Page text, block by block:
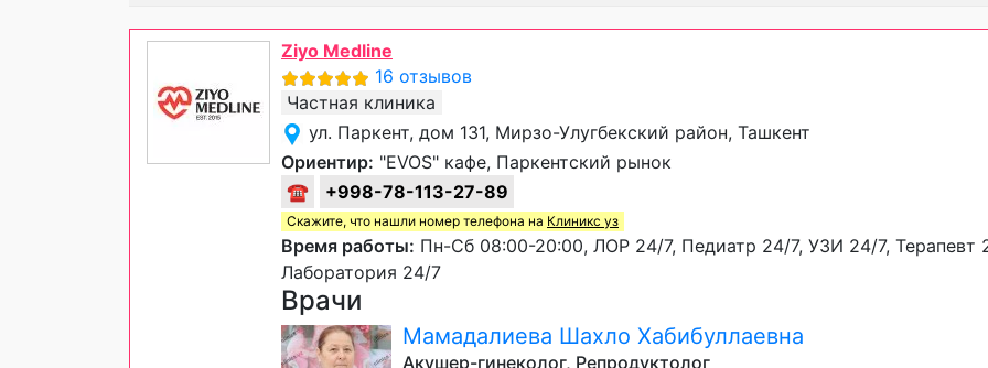
Ziyo Medline
16 отзывов
Частная клиника
ул. Паркент, дом 131, Мирзо-Улугбекский район, Ташкент
Ориентир: "EVOS" кафе, Паркентский рынок
☎
+998-78-113-27-89
Скажите, что нашли номер телефона на Клиникс уз
Время работы: Пн-Сб 08:00-20:00, ЛОР 24/7, Педиатр 24/7, УЗИ 24/7, Терапевт
Лаборатория 24/7
Врачи
Мамадалиева Шахло Хабибуллаевна
Акушер-гинеколог, Репродуктолог